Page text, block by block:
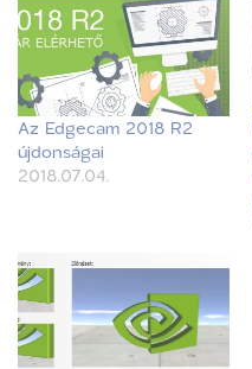
Az Edgecam 2018 R2
újdonságai
2018.07.04.